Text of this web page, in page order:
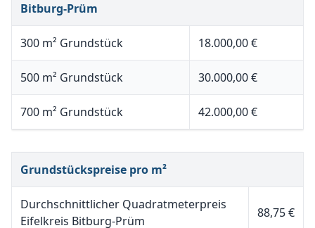
Bitburg-Prüm
300 m² Grundstück 18.000,00 €
500 m² Grundstück 30.000,00 €
700 m² Grundstück 42.000,00 €
Grundstückspreise pro m²
Durchschnittlicher Quadratmeterpreis
Eifelkreis Bitburg-Prüm
88,75 €